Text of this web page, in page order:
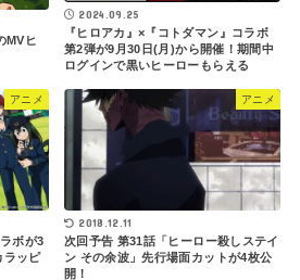
MVヒ
2024.09.25
『ヒロアカ』×『コトダマン』コラボ
第2弾が9月30日(月)から開催！期間中
ログインで黒いヒーローもらえる
アニメ
ボが3
ラッピ
アニメ
2018.12.11
次回予告 第31話「ヒーロー殺しステイ
ン その余波」先行場面カットが4枚公
開！